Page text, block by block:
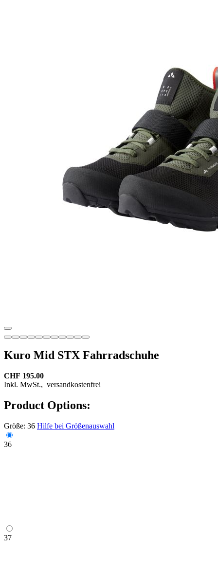
Kuro Mid STX Fahrradschuhe
CHF 195.00
Inkl. MwSt., versandkostenfrei
Product Options:
Größe: 36 Hilfe bei Größenauswahl
36
37